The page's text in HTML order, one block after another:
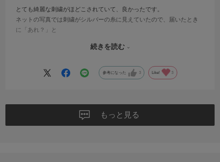
とても綺麗な刺繍がほどこされていて、良かったです。
ネットの写真では刺繍がシルバーの糸に見えていたので、届いたとき
に「あれ？」と
続きを読む
参考になった 3 Like! 3
もっと見る